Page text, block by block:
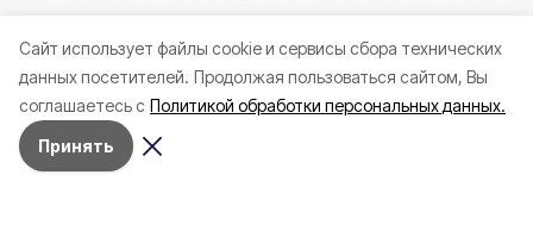
Cайт использует файлы cookie и сервисы сбора технических
данных посетителей. Продолжая пользоваться сайтом, Вы
соглашаетесь с Политикой обработки персональных данных.
Принять
Два муниципалитета
Белгородской области
попали под удары ВСУ
Дрон атаковал
велосипедиста в
Грайворонском